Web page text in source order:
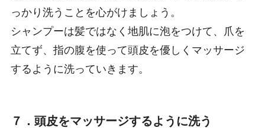
っかり洗うことを心がけましょう。
シャンプーは髪ではなく地肌に泡をつけて、爪を
立てず、指の腹を使って頭皮を優しくマッサージ
するように洗っていきます。
７．頭皮をマッサージするように洗う